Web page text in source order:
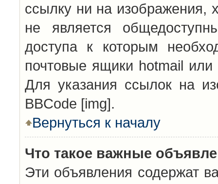
ссылку ни на
не является
доступа к которым
почтовые ящики hotmail
Для указания ссылок на
BBCode [img].
Вернуться к началу
Что такое важные
Эти объявления содержат